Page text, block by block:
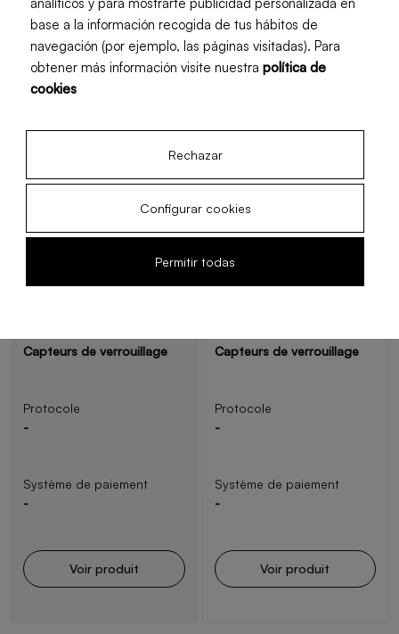
Collecte des épluchures
9 L
Technologie
Mode
Capteurs de verrouillage
Protocole
-
Système de paiement
-
Voir produit
Collecte des épluchures
5 L
Technologie
Mode
Programmeur
Capteurs de verrouillage
Protocole
-
Système de paiement
-
Voir produit
base a la información recogida de tus hábitos de
navegación (por ejemplo, las páginas visitadas). Para
obtener más información visite nuestra política de
cookies
Rechazar
Configurar cookies
Permitir todas